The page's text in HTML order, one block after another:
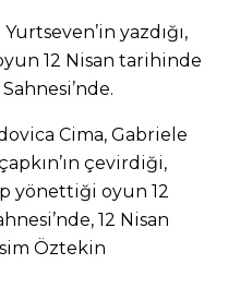
yazdığı,
12 Nisan tarihinde
Cima, Gabriele
çevirdiği,
yönettiği oyun 12
12 Nisan
Öztekin